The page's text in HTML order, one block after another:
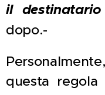
il destinatario
dopo.-
questa regola